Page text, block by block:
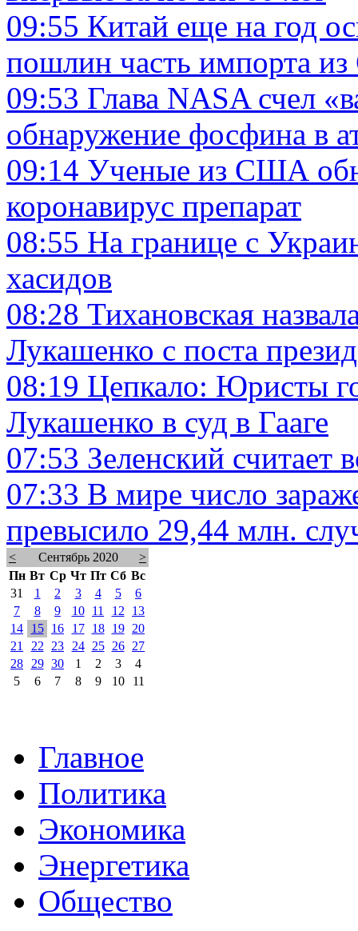
09:55 Китай еще на год
пошлин часть импорта
09:53 Глава NASA счел
обнаружение фосфина в
09:14 Ученые из США
коронавирус препарат
08:55 На границе с
хасидов
08:28 Тихановская
Лукашенко с поста
08:19 Цепкало: Юристы
Лукашенко в суд в Гааге
07:53 Зеленский
07:33 В мире число
превысило 29,44 млн.
< Сентябрь 2020
>
Пн Вт Ср Чт Пт Сб Вс
31
1 2 3 4 5
6
7
8 9 10 11 12
13
14
15 16 17 18 19
20
21
22 23 24 25 26
27
28
29 30 1 2 3
4
5
6 7 8 9 10 11
Главное
Политика
Экономика
Энергетика
Общество